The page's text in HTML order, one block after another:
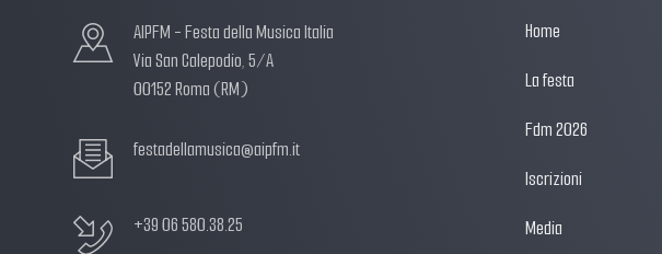
AIPFM - Festa della Musica Italia
Via San Calepodio, 5/A
00152 Roma (RM)
festadellamusica@aipfm.it
+39 06 580.38.25
Home
La festa
Fdm 2026
Iscrizioni
Media